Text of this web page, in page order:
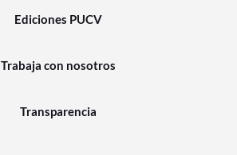
Ediciones PUCV
Trabaja con nosotros
Transparencia